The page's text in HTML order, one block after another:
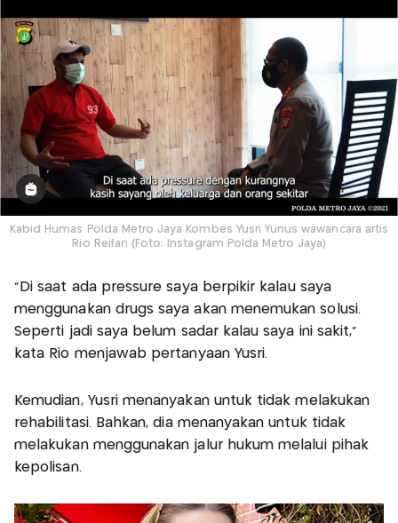
Kabid Humas Polda Metro Jaya Kombes Yusri Yunus wawancara artis
Rio Reifan (Foto: Instagram Polda Metro Jaya)
"Di saat ada pressure saya berpikir kalau saya
menggunakan drugs saya akan menemukan solusi.
Seperti jadi saya belum sadar kalau saya ini sakit,"
kata Rio menjawab pertanyaan Yusri.
Kemudian, Yusri menanyakan untuk tidak melakukan
rehabilitasi. Bahkan, dia menanyakan untuk tidak
melakukan menggunakan jalur hukum melalui pihak
kepolisan.